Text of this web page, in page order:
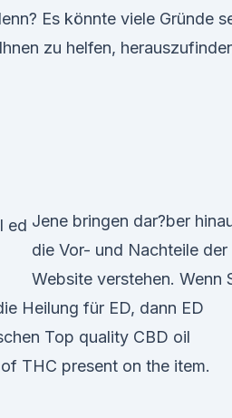
Es könnte viele Gründe
zu helfen,
Jene bringen dar?ber
die Vor- und Nachteile der
Website verstehen. Wenn
Heilung für ED, dann ED
Top quality CBD oil
THC present on the item.